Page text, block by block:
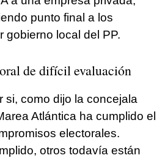
punto final a los
gobierno local del PP.
de difícil evaluación
si, como dijo la concejala
Atlántica ha cumplido el
electorales.
otros todavía están